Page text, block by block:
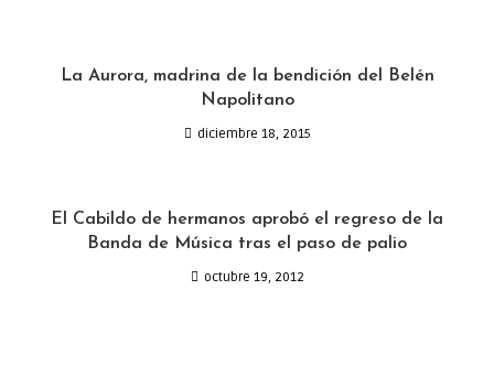
La Aurora, madrina de la bendición del Belén
Napolitano
diciembre 18, 2015
El Cabildo de hermanos aprobó el regreso de la
Banda de Música tras el paso de palio
octubre 19, 2012